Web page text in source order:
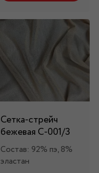
Сетка-стрейч
бежевая С-001/3
Состав: 92% пэ, 8%
эластан